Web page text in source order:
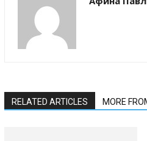
RELATED ARTICLES MORE